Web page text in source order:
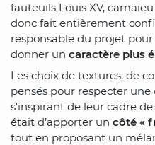
fauteuils Louis XV,
donc fait entièrement
responsable du projet
donner un caractère plus
Les choix de textures, de
pensés pour respecter
s'inspirant de leur cadre
était d’apporter un côté «
tout en proposant un